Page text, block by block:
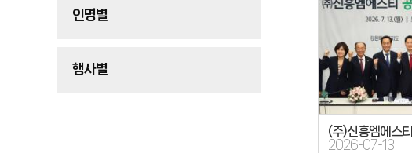
인명별
행사별
(주)신흥엠에스
2026-07-13